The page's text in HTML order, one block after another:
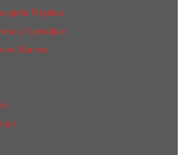
Replica
Kurkdjian
Barrois